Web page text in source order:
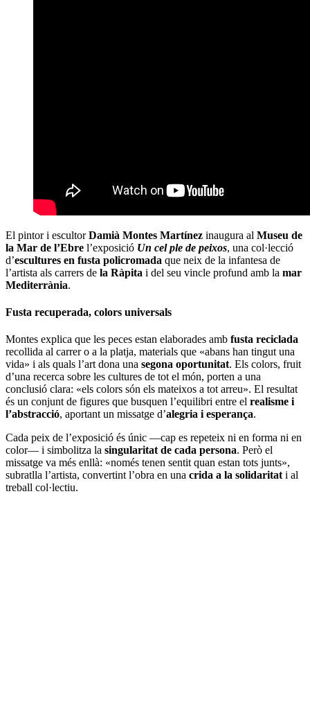
El pintor i escultorDamià Montes Martínez inaugura al Museu de
la Mar de l’Ebre l’exposició Un cel ple de peixos, una col·lecció
d’escultures en fusta policromada que neix de la infantesa de
l’artista als carrers de la Ràpita i del seu vincle profund amb la mar
Mediterrània.
Fusta recuperada, colors universals
Montes explica que les peces estan elaborades amb fusta reciclada
recollida al carrer o a la platja, materials que «abans han tingut una
vida» i als quals l’art dona una segona oportunitat. Els colors, fruit
d’una recerca sobre les cultures de tot el món, porten a una
conclusió clara: «els colors són els mateixos a tot arreu». El resultat
és un conjunt de figures que busquen l’equilibri entre el realisme i
l’abstracció, aportant un missatge d’alegria i esperança.
Cada peix de l’exposició és únic —cap es repeteix ni en forma ni en
color— i simbolitza la singularitat de cada persona. Però el
missatge va més enllà: «només tenen sentit quan estan tots junts»,
subratlla l’artista, convertint l’obra en una crida a la solidaritat i al
treball col·lectiu.